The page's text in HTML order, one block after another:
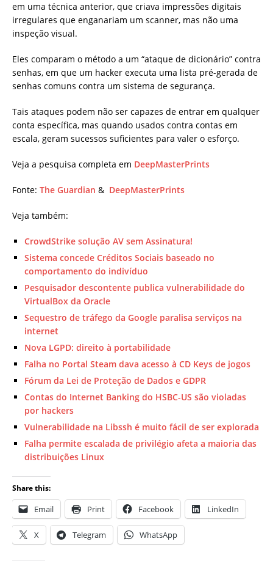
em uma técnica anterior, que criava impressões digitais
irregulares que enganariam um scanner, mas não uma
inspeção visual.
Eles comparam o método a um “ataque de dicionário” contra
senhas, em que um hacker executa uma lista pré-gerada de
senhas comuns contra um sistema de segurança.
Tais ataques podem não ser capazes de entrar em qualquer
conta específica, mas quando usados ​​contra contas em
escala, geram sucessos suficientes para valer o esforço.
Veja a pesquisa completa em DeepMasterPrints
Fonte: The Guardian & DeepMasterPrints
Veja também:
CrowdStrike solução AV sem Assinatura!
Sistema concede Créditos Sociais baseado no
comportamento do indivíduo
Pesquisador descontente publica vulnerabilidade do
VirtualBox da Oracle
Sequestro de tráfego da Google paralisa serviços na
internet
Nova LGPD: direito à portabilidade
Falha no Portal Steam dava acesso à CD Keys de jogos
Fórum da Lei de Proteção de Dados e GDPR
Contas do Internet Banking do HSBC-US são violadas
por hackers
Vulnerabilidade na Libssh é muito fácil de ser explorada
Falha permite escalada de privilégio afeta a maioria das
distribuições Linux
Share this:
Email Print Facebook LinkedIn
X Telegram WhatsApp